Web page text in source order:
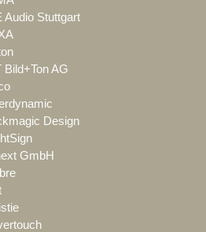
Audio Stuttgart
Bild+Ton AG
Design
GmbH